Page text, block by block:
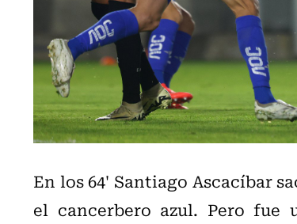
En los 64' Santiago Ascacíbar
el cancerbero azul. Pero fue